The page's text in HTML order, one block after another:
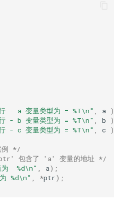
- a 变量类型为 = %T\n" a
- b 变量类型为 = %T\n" b
- c 变量类型为 = %T\n" c
例 */
包含了 'a' 变量的地址 */
%d\n" a);
%d\n" *ptr);